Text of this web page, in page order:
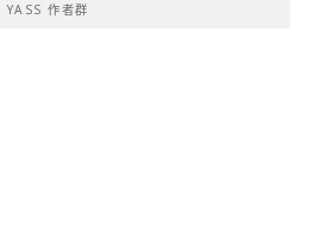
YASS 作者群